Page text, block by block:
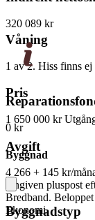
Våning
1 av 2. Hiss finns ej
Pris
1 650 000 kr
Avgift
4 266 + 145 kr/
Angiven pluspost
Bredband.
Ekonomi.
320 089 kr
0 kr
Byggnad
Byggnadstyp